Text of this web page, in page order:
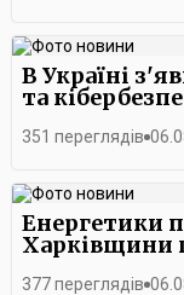
В Україні
та
351 переглядів
Енергетики
Харківщини
377 переглядів